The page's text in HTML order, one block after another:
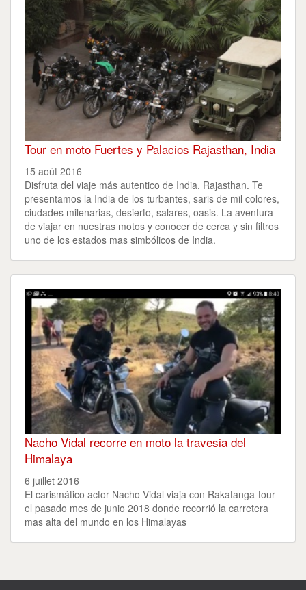
Tour en moto Fuertes y Palacios Rajasthan, India
15 août 2016
Disfruta del viaje más autentico de India, Rajasthan. Te
presentamos la India de los turbantes, saris de mil colores,
ciudades milenarias, desierto, salares, oasis. La aventura
de viajar en nuestras motos y conocer de cerca y sin filtros
uno de los estados mas simbólicos de India.
Nacho Vidal recorre en moto la travesi­a del
Himalaya
6 juillet 2016
El carismático actor Nacho Vidal viaja con Rakatanga-tour
el pasado mes de junio 2018 donde recorrió la carretera
mas alta del mundo en los Himalayas